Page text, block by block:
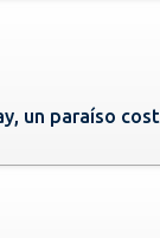
un paraíso